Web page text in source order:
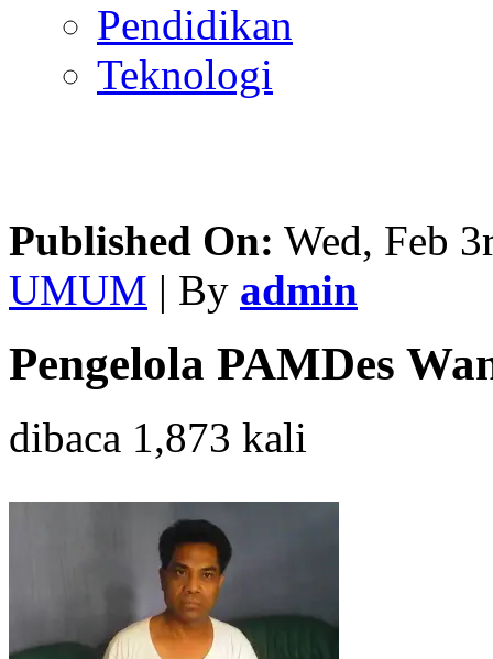
Pendidikan
Teknologi
Published On: Wed, Feb
UMUM | By admin
Pengelola PAMDes
dibaca 1,873 kali